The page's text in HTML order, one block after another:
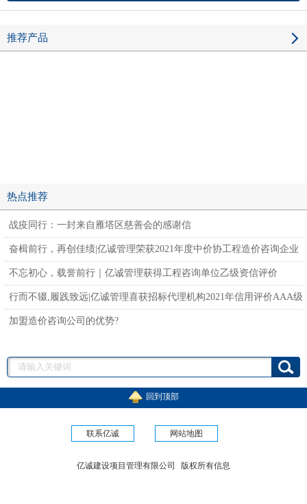
推荐产品
热点推荐
战疫同行：一封来自雁塔区慈善会的感谢信
奋楫前行，再创佳绩|亿诚管理荣获2021年度中价协工程造价咨询企业
信用评价AAA级
不忘初心，载誉前行｜亿诚管理获得工程咨询单位乙级资信评价
行而不辍,履践致远|亿诚管理喜获招标代理机构2021年信用评价AAA级
企业
加盟造价咨询公司的优势?
回到顶部
联系亿诚 网站地图
亿诚建设项目管理有限公司 版权所有信息